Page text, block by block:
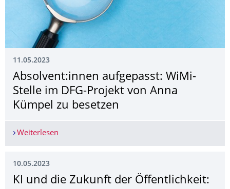
11.05.2023
Absolvent:innen aufgepasst: WiMi-
Stelle im DFG-Projekt von Anna
Kümpel zu besetzen
Weiterlesen
10.05.2023
KI und die Zukunft der Öffentlichkeit: